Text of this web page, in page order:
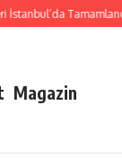
Tamamlandı!
Magazin